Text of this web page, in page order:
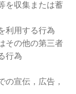
を収集または蓄
利用する行為
その他の第三者
行為
の宣伝，広告，